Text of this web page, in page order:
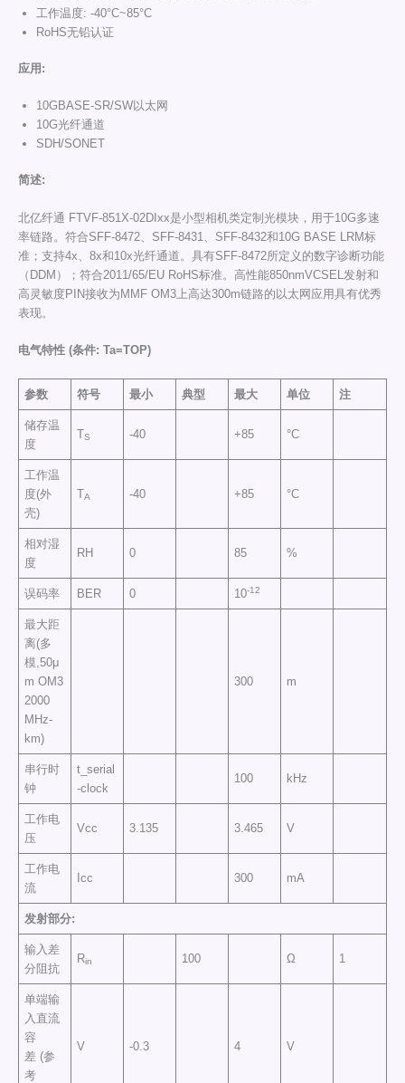
工作温度: -40°C~85°C
RoHS无铅认证
应用 :
10GBASE-SR/SW以太网
10G光纤通道
SDH/SONET
简述:
北亿纤通 FTVF-851X-02DIxx是小型相机类定制光模块，用于10G多速
率链路。符合SFF-8472、SFF-8431、SFF-8432和10G BASE LRM标
准；支持4x、8x和10x光纤通道。具有SFF-8472所定义的数字诊断功能
（DDM）；符合2011/65/EU RoHS标准。高性能850nmVCSEL发射和
高灵敏度PIN接收为MMF OM3上高达300m链路的以太网应用具有优秀
表现。
电气特性(条件: Ta=TOP)
参数 符号 最小 典型 最大 单位 注
储存温
度
TS -40 +85 °C
工作温
度(外
壳)
TA -40 +85 °C
相对湿
度
RH 0 85 %
误码率 BER 0 10-12
最大距
离(多
模,50μ
m OM3
2000
MHz-
km)
300 m
串行时
钟
t_serial
-clock
100 kHz
工作电
压
Vcc 3.135 3.465 V
工作电
流
Icc 300 mA
发射部分:
输入差
分阻抗
Rin 100 Ω 1
单端输
入直流
容
差 (参
考
V -0.3 4 V